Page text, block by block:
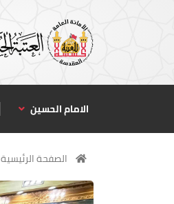
الامام الحسين
الصفحة الرئيسية